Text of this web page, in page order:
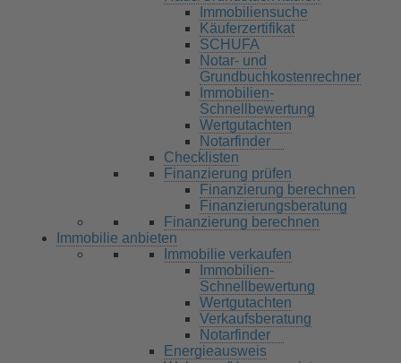
Immobiliensuche
Käuferzertifikat
SCHUFA
Notar- und
Grundbuchkostenrechner
Immobilien-
Schnellbewertung
Wertgutachten
Notarfinder
Checklisten
Finanzierung prüfen
Finanzierung berechnen
Finanzierungsberatung
Finanzierung berechnen
Immobilie anbieten
Immobilie verkaufen
Immobilien-
Schnellbewertung
Wertgutachten
Verkaufsberatung
Notarfinder
Energieausweis